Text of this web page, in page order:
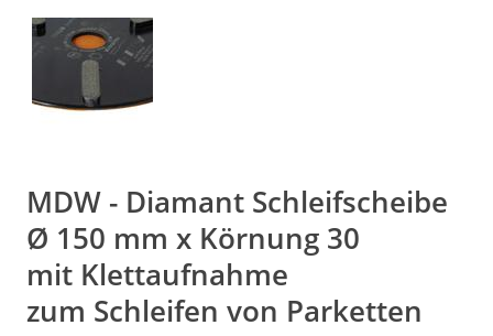
MDW - Diamant Schleifscheibe
Ø 150 mm x Körnung 30
mit Klettaufnahme
zum Schleifen von Parketten